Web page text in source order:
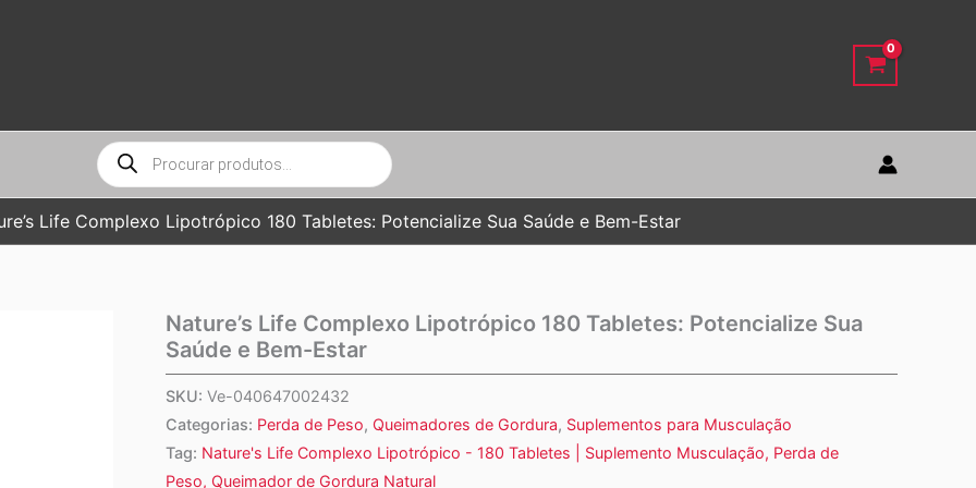
Pesquisar
produtos
Life Complexo Lipotrópico 180 Tabletes: Potencialize Sua Saúde e Bem-Estar
Nature’s Life Complexo Lipotrópico 180 Tabletes: Potencialize Sua
Saúde e Bem-Estar
SKU: Ve-040647002432
Categorias: Perda de Peso, Queimadores de Gordura, Suplementos para Musculação
Tag: Nature's Life Complexo Lipotrópico - 180 Tabletes | Suplemento Musculação, Perda de
Peso, Queimador de Gordura Natural